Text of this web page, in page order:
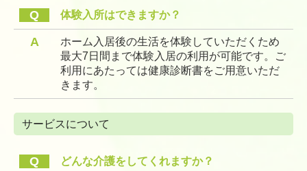
Q 体験入所はできますか？
A
ホーム入居後の生活を体験していただくため
最大7日間まで体験入居の利用が可能です。ご
利用にあたっては健康診断書をご用意いただ
きます。
サービスについて
Q どんな介護をしてくれますか？